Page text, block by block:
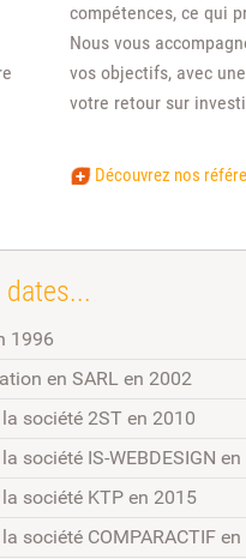
compétences, ce qui
Nous vous
vos objectifs, avec
votre retour sur
Découvrez nos
dates...
1996
en SARL en 2002
société 2ST en 2010
société IS-WEBDESIGN
société KTP en 2015
société COMPARACTIF